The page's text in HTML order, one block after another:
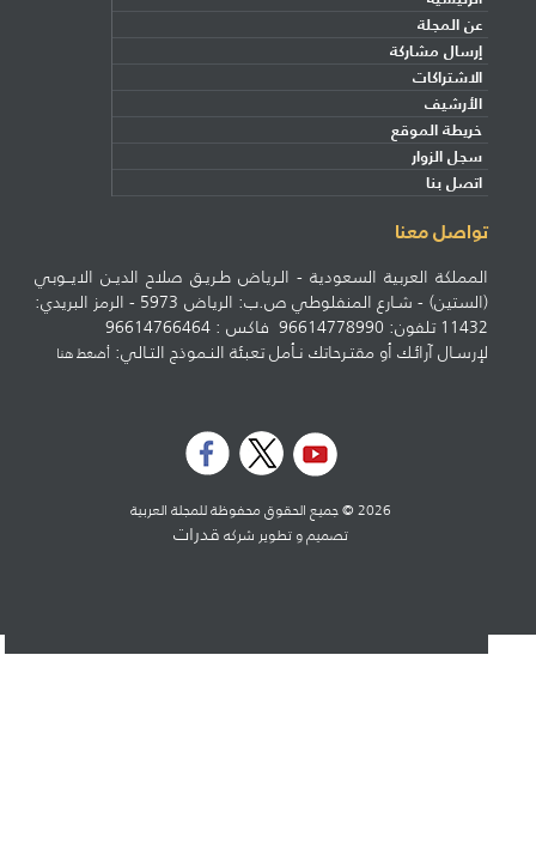
عن المجلة
إرسال مشاركة
الاشتراكات
الأرشيف
خريطة الموقع
سجل الزوار
اتصل بنا
تواصل معنا
المملكة العربية السعودية - الـرياض طـريـق صلاح الديـن الايــوبي
(الستين) - شـارع المنفلوطي ص.ب: الرياض 5973 - الرمز البريدي:
11432 تلفون: 96614778990 فاكس : 96614766464
لإرسـال آرائـك أو مقتـرحاتك نـأمل تعبئة النـموذج التـالي:أضغط هنا
2026 © جميع الحقوق محفوظة للمجلة العربية
تصميم و تطوير شركهقدرات